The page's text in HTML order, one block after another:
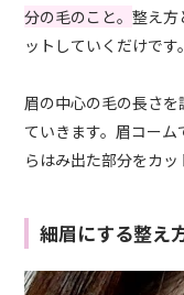
分の毛のこと。整え方
ットしていくだけです。
眉の中心の毛の長さ
ていきます。眉コー
らはみ出た部分をカッ
細眉にする整え